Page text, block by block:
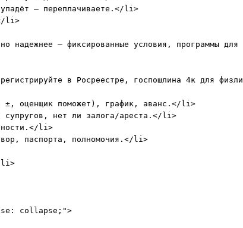
– переплачиваете.</li>
li>
надежнее – фиксированные условия, программы для
в Росреестре, госпошлина 4к для
оценщик поможет), график, аванс.</li>
нет ли залога/ареста.</li>
li>
паспорта, полномочия.</li>
collapse;">